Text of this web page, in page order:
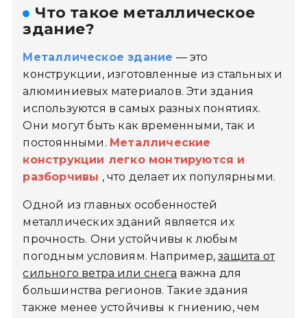
Что такое металлическое
здание?
Металлическое здание — это
конструкции, изготовленные из стальных и
алюминиевых материалов. Эти здания
используются в самых разных понятиях.
Они могут быть как временными, так и
постоянными. Металлические
конструкции легко монтируются и
разборчивы , что делает их популярными.
Одной из главных особенностей
металлических зданий является их
прочность. Они устойчивы к любым
погодным условиям. Например,защита от
сильного ветра или снега важна для
большинства регионов. Такие здания
также менее устойчивы к гниению, чем